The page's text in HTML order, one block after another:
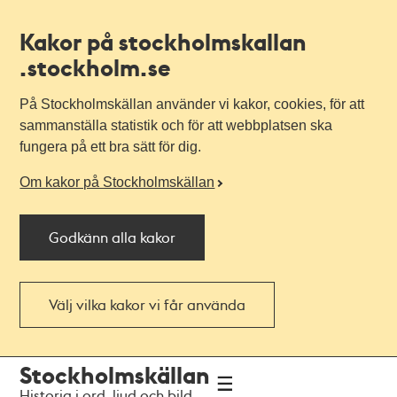
Kakor på stockholmskallan
.stockholm.se
På Stockholmskällan använder vi kakor, cookies, för att
sammanställa statistik och för att webbplatsen ska
fungera på ett bra sätt för dig.
Om kakor på Stockholmskällan
Godkänn alla kakor
Välj vilka kakor vi får använda
navigationen
huvudinnehållet
Stockholmskällan